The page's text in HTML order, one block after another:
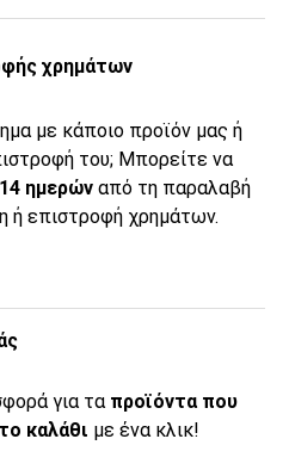
χρημάτων
με κάποιο προϊόν μας ή
του; Μπορείτε να
ημερών από τη παραλαβή
ή επιστροφή χρημάτων.
για τα προϊόντα που
καλάθι με ένα κλικ!